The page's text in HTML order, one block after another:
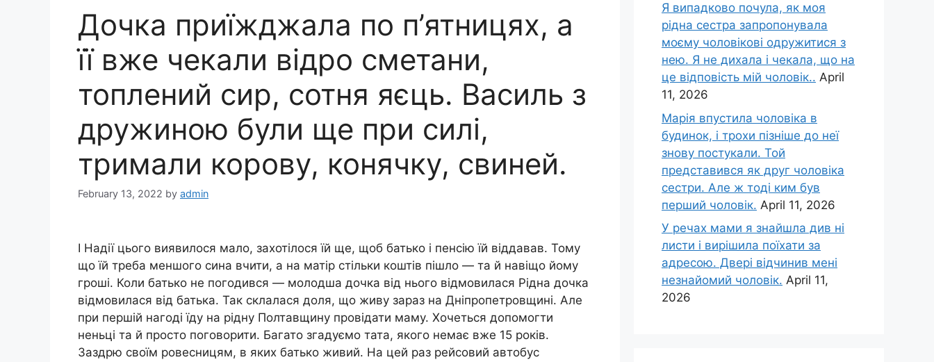
Дочка приїжджала по п’ятницях, а
її вже чекали відро сметани,
топлений сир, сотня яєць. Василь з
дружиною були ще при силі,
тримали корову, конячку, свиней.
February 13, 2022 by admin
І Надії цього виявилося мало, захотілося їй ще, щоб батько і пенсію їй віддавав. Тому
що їй треба меншого сина вчити, а на матір стільки коштів пішло — та й навіщо йому
гроші. Коли батько не погодився — молодша дочка від нього відмовилася Рідна дочка
відмовилася від батька. Так склалася доля, що живу зараз на Дніпропетровщині. Але
при першій нагоді їду на рідну Полтавщину провідати маму. Хочеться допомогти
неньці та й просто поговорити. Багато згадуємо тата, якого немає вже 15 років.
Заздрю своїм ровесницям, в яких батько живий. На цей раз рейсовий автобус
Я випадково почула, як моя
рідна сестра запропонувала
моєму чоловікові одружитися з
нею. Я не дихала і чекала, що на
це відповість мій чоловік.. April
11, 2026
Марія впустила чоловіка в
будинок, і трохи пізніше до неї
знову постукали. Той
представився як друг чоловіка
сестри. Але ж тоді ким був
перший чоловік. April 11, 2026
У речах мами я знайшла див ні
листи і вирішила поїхати за
адресою. Двері відчинив мені
незнайомий чоловік. April 11,
2026